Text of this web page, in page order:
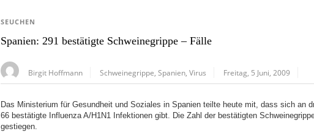
SEUCHEN
Spanien: 291 bestätigte Schweinegrippe – Fälle
Birgit Hoffmann Schweinegrippe ,Spanien ,Virus Freitag, 5 Juni, 2009
Das Ministerium für Gesundheit und Soziales in Spanien teilte heute mit, dass sich an
66 bestätigte Influenza A/H1N1 Infektionen gibt. Die Zahl der bestätigten
gestiegen.